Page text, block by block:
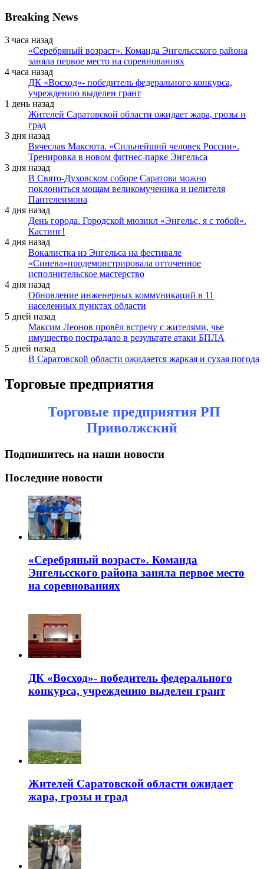
Breaking News
3 часа назад
«Серебряный возраст». Команда Энгельсского района
заняла первое место на соревнованиях
4 часа назад
ДК «Восход»- победитель федерального конкурса,
учреждению выделен грант
1 день назад
Жителей Саратовской области ожидает жара, грозы и
град
3 дня назад
Вячеслав Максюта. «Сильнейший человек России».
Тренировка в новом фитнес-парке Энгельса
3 дня назад
В Свято-Духовском соборе Саратова можно
поклониться мощам великомученика и целителя
Пантелеимона
4 дня назад
День города. Городской мюзикл «Энгельс, я с тобой».
Кастинг!
4 дня назад
Вокалистка из Энгельса на фестивале
«Синева»продемонстрировала отточенное
исполнительское мастерство
4 дня назад
Обновление инженерных коммуникаций в 11
населенных пунктах области
5 дней назад
Максим Леонов провёл встречу с жителями, чье
имущество пострадало в результате атаки БПЛА
5 дней назад
В Саратовской области ожидается жаркая и сухая погода
Торговые предприятия
Торговые предприятия РП
Приволжский
Подпишитесь на наши новости
Последние новости
«Серебряный возраст». Команда
Энгельсского района заняла первое место
на соревнованиях
ДК «Восход»- победитель федерального
конкурса, учреждению выделен грант
Жителей Саратовской области ожидает
жара, грозы и град